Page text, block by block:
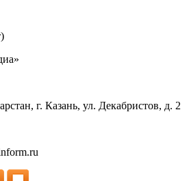
г. Казань, ул. Декабристов, д. 2